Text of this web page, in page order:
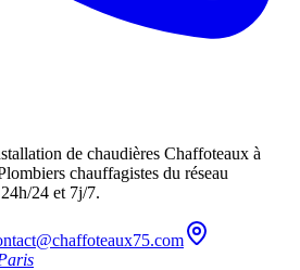
de chaudières Chaffoteaux à
chauffagistes du réseau
24 et 7j/7.